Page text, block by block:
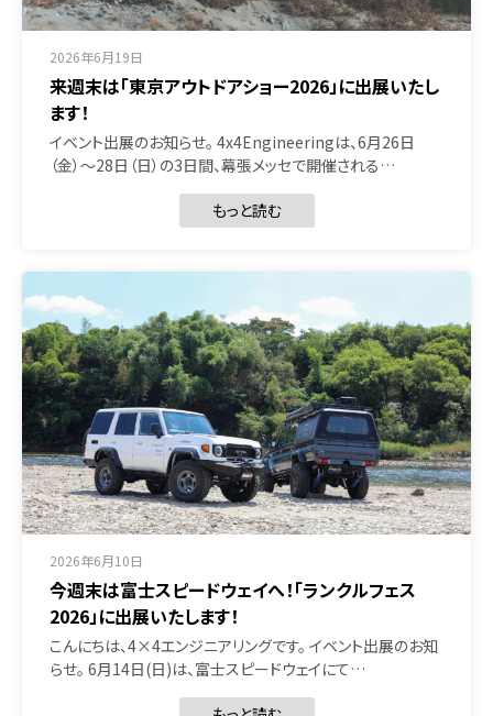
2026年6月19日
来週末は「東京アウトドアショー2026」に出展いたし
ます！
イベント出展のお知らせ。 4x4Engineeringは、6月26日
（金）〜28日（日）の3日間、幕張メッセで開催される…
もっと読む
2026年6月10日
今週末は富士スピードウェイへ！「ランクルフェス
2026」に出展いたします！
こんにちは、4×4エンジニアリングです。 イベント出展のお知
らせ。 6月14日(日)は、富士スピードウェイにて…